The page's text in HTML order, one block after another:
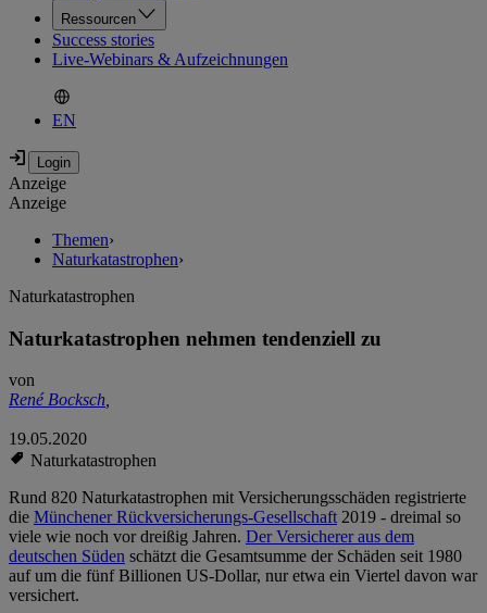
Ressourcen
Success stories
Live-Webinars & Aufzeichnungen
EN
Anzeige
Anzeige
Themen›
Naturkatastrophen›
Naturkatastrophen
Naturkatastrophen nehmen tendenziell zu
von
René Bocksch,
19.05.2020
Naturkatastrophen
Rund 820 Naturkatastrophen mit Versicherungsschäden registrierte
die Münchener Rückversicherungs-Gesellschaft2019 - dreimal so
viele wie noch vor dreißig Jahren. Der Versicherer aus dem
deutschen Süden schätzt die Gesamtsumme der Schäden seit 1980
auf um die fünf Billionen US-Dollar, nur etwa ein Viertel davon war
versichert.